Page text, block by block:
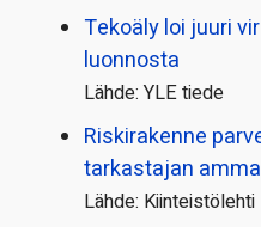
Tekoäly loi juuri
luonnosta
Lähde: YLE tiede
Riskirakenne
tarkastajan
Lähde: Kiinteistölehti